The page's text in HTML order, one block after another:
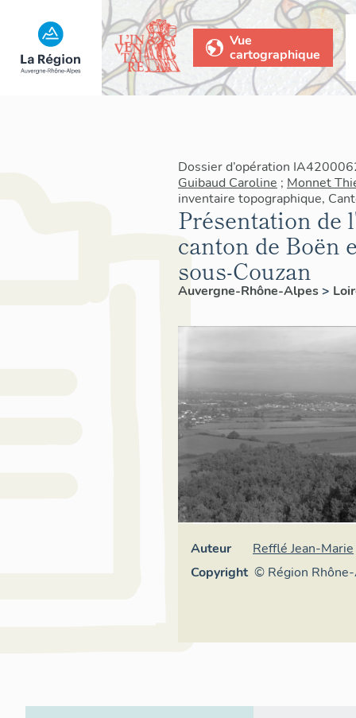
Vue
cartographique
Dossier d’opération
Guibaud Caroline ; Monnet
inventaire topographique,
Présentation de
canton de Boën
sous-Couzan
Auvergne-Rhône-Alpes>
Auteur
Refflé Jean-Marie
Copyright © Région